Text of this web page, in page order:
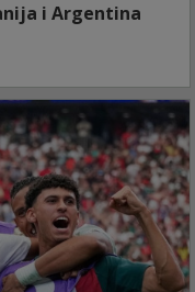
i Argentina